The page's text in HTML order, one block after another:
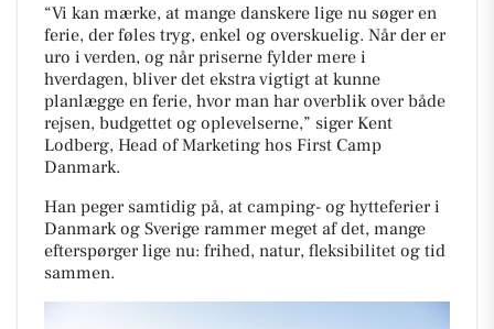
“Vi kan mærke, at mange danskere lige nu søger en
ferie, der føles tryg, enkel og overskuelig. Når der er
uro i verden, og når priserne fylder mere i
hverdagen, bliver det ekstra vigtigt at kunne
planlægge en ferie, hvor man har overblik over både
rejsen, budgettet og oplevelserne,” siger Kent
Lodberg, Head of Marketing hos First Camp
Danmark.
Han peger samtidig på, at camping- og hytteferier i
Danmark og Sverige rammer meget af det, mange
efterspørger lige nu: frihed, natur, fleksibilitet og tid
sammen.